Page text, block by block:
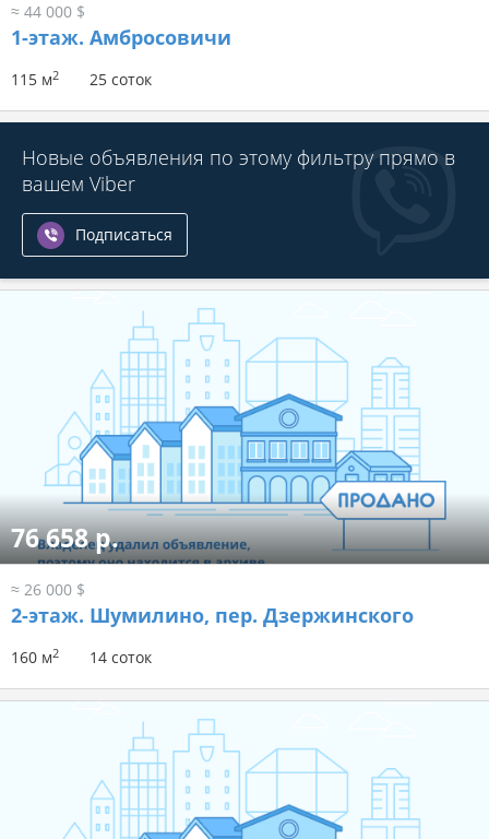
≈ 44 000 $
1-этаж. Амбросовичи
115 м2 25 соток
Новые объявления по этому фильтру прямо в
вашем Viber
Подписаться
76 658 р.
≈ 26 000 $
2-этаж. Шумилино, пер. Дзержинского
160 м2 14 соток